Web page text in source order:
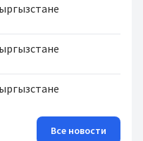
Все новости